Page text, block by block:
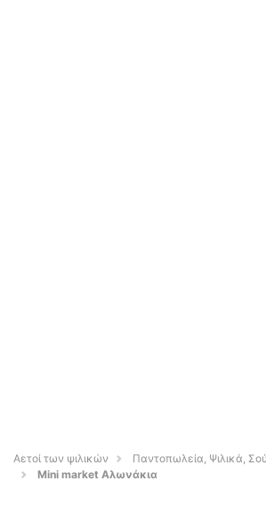
Αετοί των ψιλικών
Παντοπωλεία, Ψιλικά,
Mini market Αλωνάκια